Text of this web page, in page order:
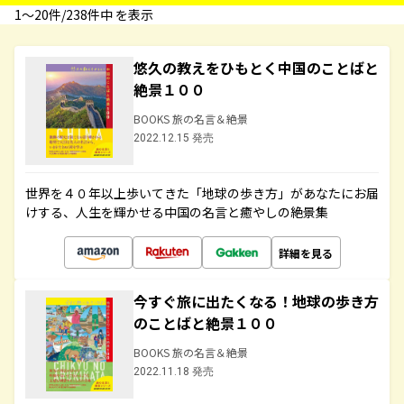
1〜20件/238件中 を表示
悠久の教えをひもとく中国のことばと
絶景１００
BOOKS 旅の名言＆絶景
2022.12.15 発売
世界を４０年以上歩いてきた「地球の歩き方」があなたにお届
けする、人生を輝かせる中国の名言と癒やしの絶景集
詳細を見る
今すぐ旅に出たくなる！地球の歩き方
のことばと絶景１００
BOOKS 旅の名言＆絶景
2022.11.18 発売